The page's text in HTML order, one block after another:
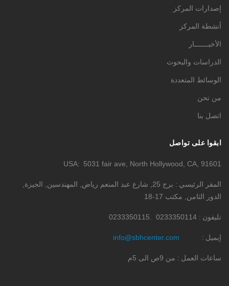
إصدارات المركز
أنشطة المركز
الأخبـــــــار
الدراسات والبحوث
الوسائط المتعددة
من نحن
اتصل بنا
ابقوا على تواصل
USA 5031 fair ave, North Hollywood, CA, 91601
المقر الرئيسي
برج 25, شارع عبد المنعم رياض, المهندسين, الجيزة,
الدور الثامن, مكتب 17-18
تليفون 0233350114
0233350115
إيميل info@sbhcenter.com
ساعات العمل من 9ص الى 5م